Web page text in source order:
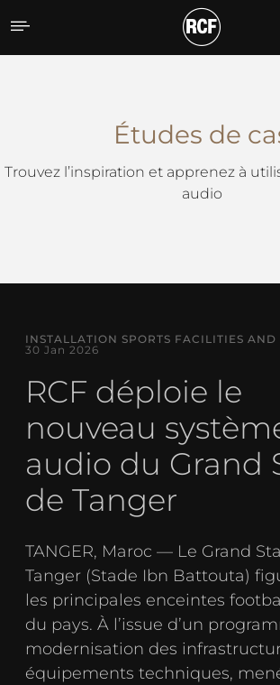
Études de cas
Études de
Trouvez l’inspiration et apprenez à
audio
INSTALLATION SPORTS FACILITIES AND
30 Jan 2026
RCF déploie le
nouveau
audio du Grand
de Tanger
TANGER, Maroc — Le Grand
Tanger (Stade Ibn Battouta)
les principales enceintes
du pays. À l’issue d’un
modernisation des
équipements techniques,